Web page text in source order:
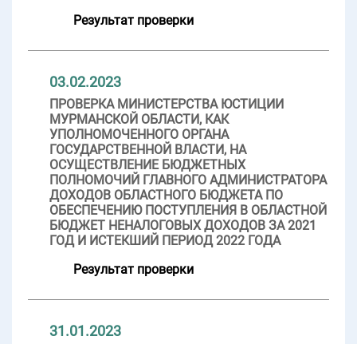
Результат проверки
03.02.2023
ПРОВЕРКА МИНИСТЕРСТВА ЮСТИЦИИ
МУРМАНСКОЙ ОБЛАСТИ, КАК
УПОЛНОМОЧЕННОГО ОРГАНА
ГОСУДАРСТВЕННОЙ ВЛАСТИ, НА
ОСУЩЕСТВЛЕНИЕ БЮДЖЕТНЫХ
ПОЛНОМОЧИЙ ГЛАВНОГО АДМИНИСТРАТОРА
ДОХОДОВ ОБЛАСТНОГО БЮДЖЕТА ПО
ОБЕСПЕЧЕНИЮ ПОСТУПЛЕНИЯ В ОБЛАСТНОЙ
БЮДЖЕТ НЕНАЛОГОВЫХ ДОХОДОВ ЗА 2021
ГОД И ИСТЕКШИЙ ПЕРИОД 2022 ГОДА
Результат проверки
31.01.2023